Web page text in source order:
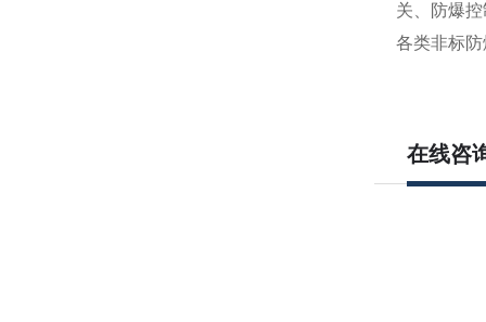
关、防爆
各类非标
在线咨